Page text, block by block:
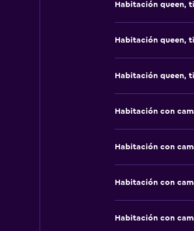
Habitación queen,
Habitación queen,
Habitación queen,
Habitación con
Habitación con
Habitación con
Habitación con